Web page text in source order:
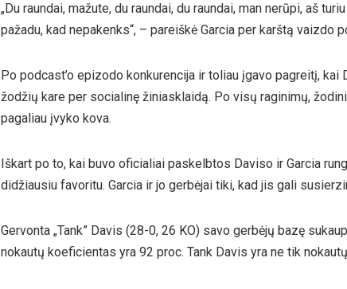
„Du raundai, mažute, du raundai, du raundai, man nerūpi, aš
pažadu, kad nepakenks“, – pareiškė Garcia per karštą vaizdo
Po podcast’o epizodo konkurencija ir toliau įgavo pagreitį,
žodžių kare per socialinę žiniasklaidą. Po visų raginimų,
pagaliau įvyko kova.
Iškart po to, kai buvo oficialiai paskelbtos Daviso ir Garcia
didžiausiu favoritu. Garcia ir jo gerbėjai tiki, kad jis gali
Gervonta „Tank” Davis (28-0, 26 KO) savo gerbėjų bazę
nokautų koeficientas yra 92 proc. Tank Davis yra ne tik